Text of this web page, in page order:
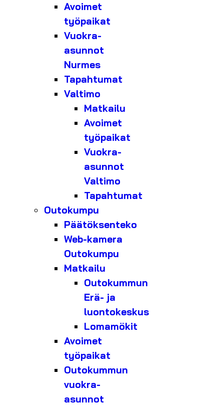
Avoimet
työpaikat
Vuokra-
asunnot
Nurmes
Tapahtumat
Valtimo
Matkailu
Avoimet
työpaikat
Vuokra-
asunnot
Valtimo
Tapahtumat
Outokumpu
Päätöksenteko
Web-kamera
Outokumpu
Matkailu
Outokummun
Erä- ja
luontokeskus
Lomamökit
Avoimet
työpaikat
Outokummun
vuokra-
asunnot